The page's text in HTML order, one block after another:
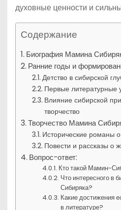
духовные ценности и
Содержание
Биография Мамина
Ранние годы и
Детство в сибирской
Первые литературные
Влияние сибирской
творчество
Творчество Мамина
Исторические романы
Повести и рассказы о
Вопрос-ответ:
Кто такой Мамин-
Что интересного в
Сибиряка?
Какие достижения
в литературе?